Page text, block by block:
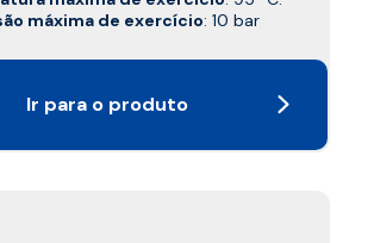
máxima de exercício: 10 bar
Ir para o produto